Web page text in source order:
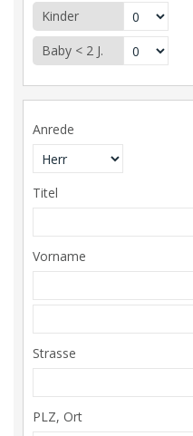
Kinder
Baby < 2 J.
Anrede
Titel
Vorname
Strasse
PLZ, Ort